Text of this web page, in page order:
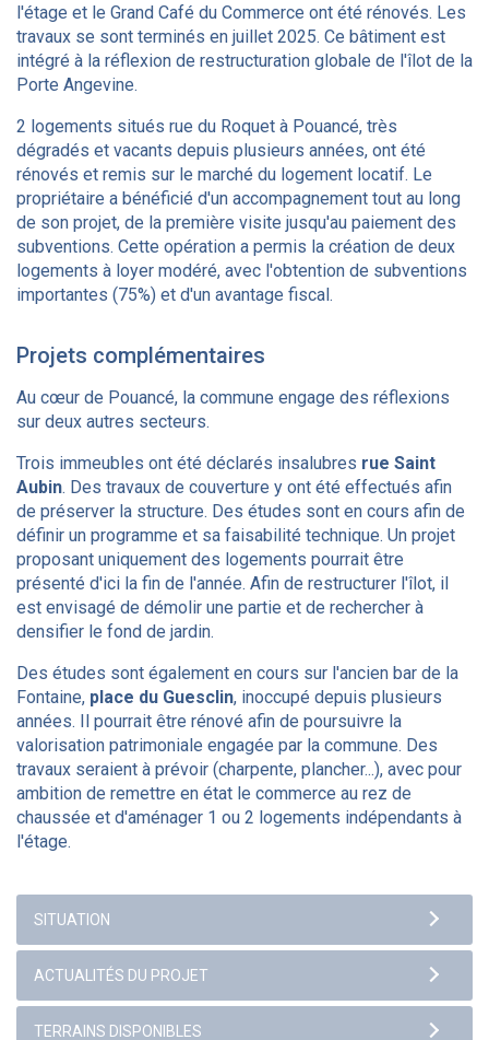
l'étage et le Grand Café du Commerce ont été rénovés. Les
travaux se sont terminés en juillet 2025. Ce bâtiment est
intégré à la réflexion de restructuration globale de l'îlot de la
Porte Angevine.
2 logements situés rue du Roquet à Pouancé, très
dégradés et vacants depuis plusieurs années, ont été
rénovés et remis sur le marché du logement locatif. Le
propriétaire a bénéficié d'un accompagnement tout au long
de son projet, de la première visite jusqu'au paiement des
subventions. Cette opération a permis la création de deux
logements à loyer modéré, avec l'obtention de subventions
importantes (75%) et d'un avantage fiscal.
Projets complémentaires
Au cœur de Pouancé, la commune engage des réflexions
sur deux autres secteurs.
Trois immeubles ont été déclarés insalubres rue Saint
Aubin. Des travaux de couverture y ont été effectués afin
de préserver la structure. Des études sont en cours afin de
définir un programme et sa faisabilité technique. Un projet
proposant uniquement des logements pourrait être
présenté d'ici la fin de l'année. Afin de restructurer l'îlot, il
est envisagé de démolir une partie et de rechercher à
densifier le fond de jardin.
Des études sont également en cours sur l'ancien bar de la
Fontaine, place du Guesclin, inoccupé depuis plusieurs
années. Il pourrait être rénové afin de poursuivre la
valorisation patrimoniale engagée par la commune. Des
travaux seraient à prévoir (charpente, plancher...), avec pour
ambition de remettre en état le commerce au rez de
chaussée et d'aménager 1 ou 2 logements indépendants à
l'étage.